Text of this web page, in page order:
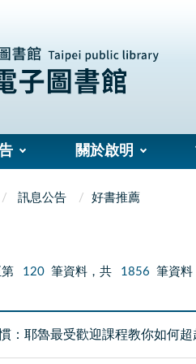
關於啟明
訊息公告 好書推薦
120 筆資料，共 1856 筆資料
：耶魯最受歡迎課程教你如何